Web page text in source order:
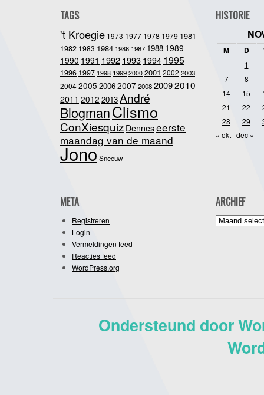
TAGS
't Kroegie 1973 1977 1978 1979 1981
1982 1983 1984 1986 1987 1988 1989
1990 1991 19921993 1994 1995
1996 1997 1998 1999 2000 2001 2002 2003
20042005 20062007200820092010
2011 2012 2013André
BlogmanClismo
ConXiesquiz Denneseerste
maandag van de maand
JonoSneeuw
HISTORIE
M D
1
7
8
14
15
21
22
28
29
« okt dec »
META
Registreren
Login
Vermeldingen feed
Reacties feed
WordPress.org
ARCHIEF
Archief
Ondersteund door